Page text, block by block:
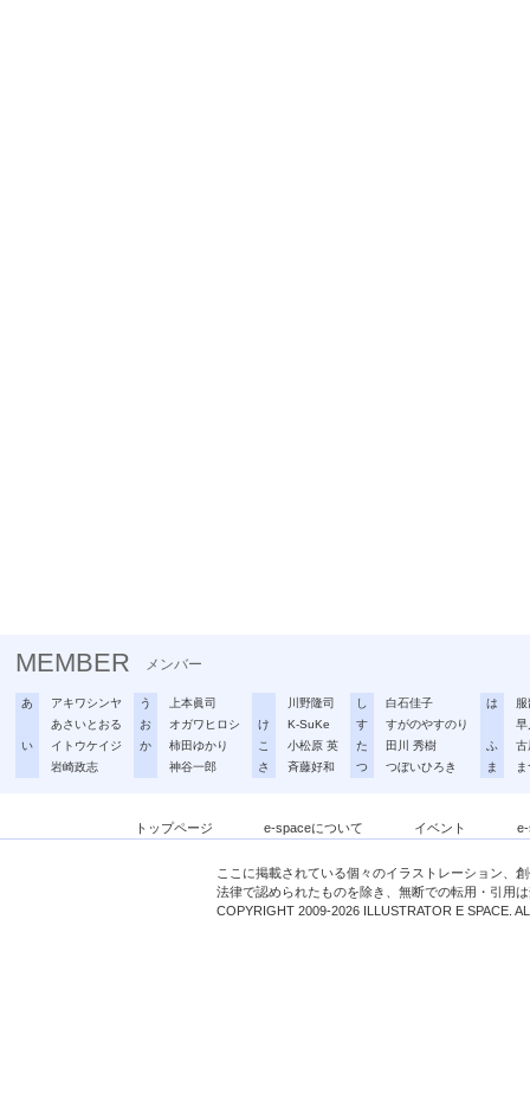
MEMBER メンバー
あ
アキワシンヤ
あさいとおる
い
イトウケイジ
岩崎政志
う
上本眞司
お
オガワヒロシ
か
柿田ゆかり
神谷一郎
川野隆司
け
K-SuKe
こ
小松原 英
さ
斉藤好和
し
白石佳子
す
すがのやすのり
た
田川 秀樹
つ
つぼいひろき
は
早
ふ
古
ま
トップページ e-spaceについて イベント
ここに掲載されている個々のイラストレーション、
法律で認められたものを除き、無断での転用・引用
COPYRIGHT 2009-2026 ILLUSTRATOR E SPACE.